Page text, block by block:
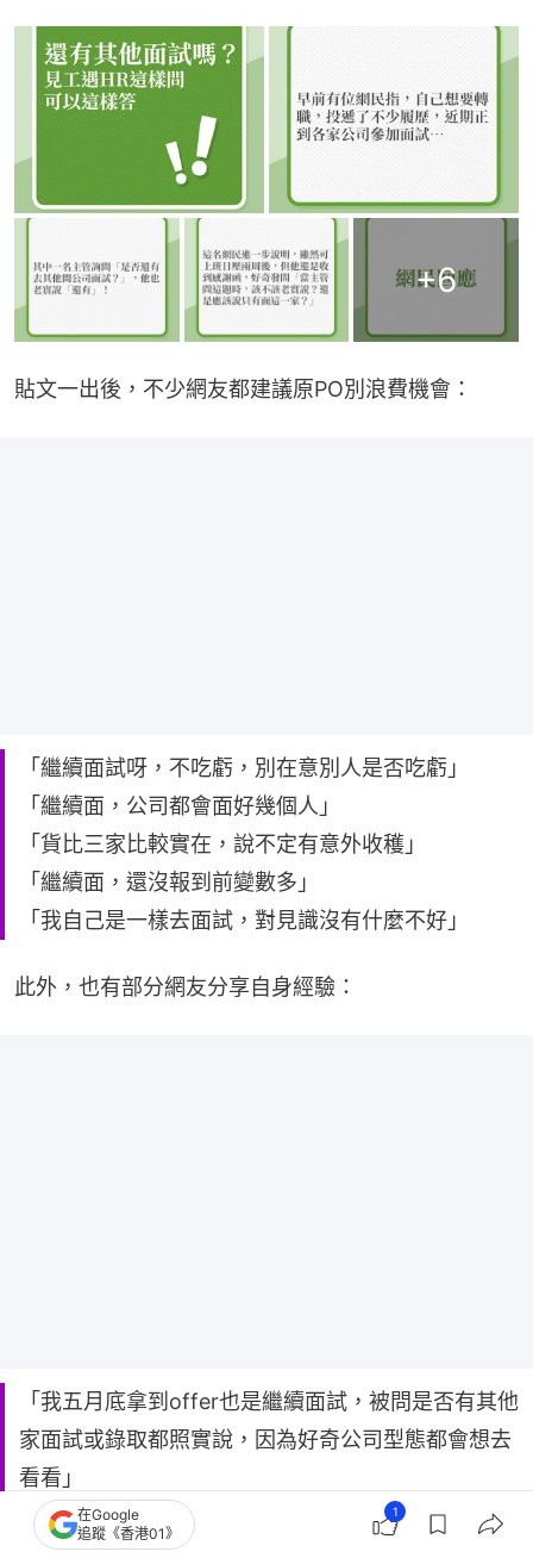
+6
貼文一出後，不少網友都建議原PO別浪費機會：
「繼續面試呀，不吃虧，別在意別人是否吃虧」
「繼續面，公司都會面好幾個人」
「貨比三家比較實在，說不定有意外收穫」
「繼續面，還沒報到前變數多」
「我自己是一樣去面試，對見識沒有什麼不好」
此外，也有部分網友分享自身經驗：
「我五月底拿到offer也是繼續面試，被問是否有其他
家面試或錄取都照實說，因為好奇公司型態都會想去
看看」
「我覺得主要看你自己，像我自己是蠻清楚自己想要
在Google
追蹤《香港01》
1